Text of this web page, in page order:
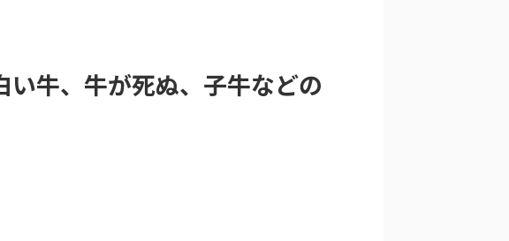
牛、牛が死ぬ、子牛などの